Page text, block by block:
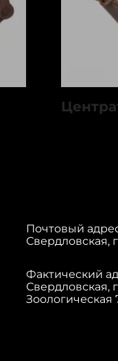
Почтовый
Свердловская,
Фактический
Свердловская,